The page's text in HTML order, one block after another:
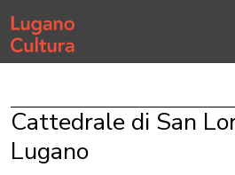
Home page
Cattedrale di San
Lugano